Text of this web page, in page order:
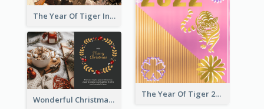
The Year Of Tiger Ink Illustration New Year Greeting Card
The Year Of Tiger 2022 Golden Greeting Card
Wonderful Christmas Greeting Card